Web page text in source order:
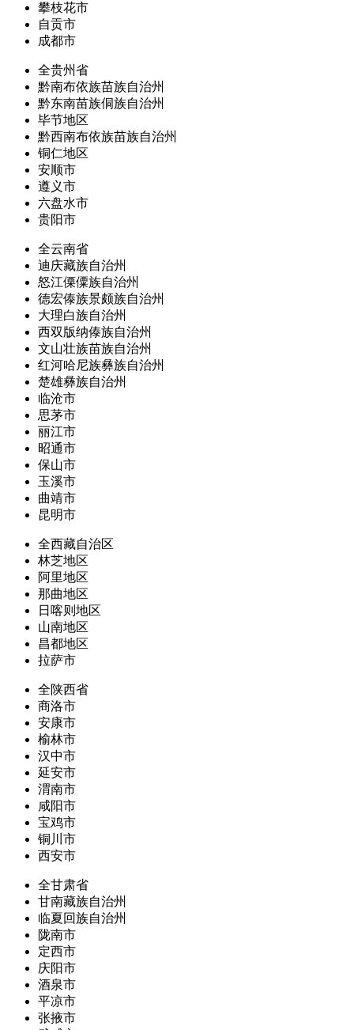
攀枝花市
自贡市
成都市
全贵州省
黔南布依族苗族自治州
黔东南苗族侗族自治州
毕节地区
黔西南布依族苗族自治州
铜仁地区
安顺市
遵义市
六盘水市
贵阳市
全云南省
迪庆藏族自治州
怒江傈僳族自治州
德宏傣族景颇族自治州
大理白族自治州
西双版纳傣族自治州
文山壮族苗族自治州
红河哈尼族彝族自治州
楚雄彝族自治州
临沧市
思茅市
丽江市
昭通市
保山市
玉溪市
曲靖市
昆明市
全西藏自治区
林芝地区
阿里地区
那曲地区
日喀则地区
山南地区
昌都地区
拉萨市
全陕西省
商洛市
安康市
榆林市
汉中市
延安市
渭南市
咸阳市
宝鸡市
铜川市
西安市
全甘肃省
甘南藏族自治州
临夏回族自治州
陇南市
定西市
庆阳市
酒泉市
平凉市
张掖市